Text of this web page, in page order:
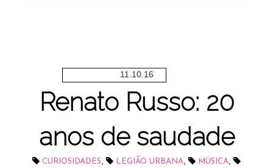
11.10.16
Renato Russo: 20
anos de saudade
CURIOSIDADES LEGIÃO URBANA MÚSICA